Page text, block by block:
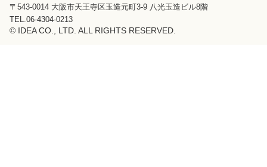
〒543-0014 大阪市天王寺区玉造元町3-9 八光玉造ビル8階
TEL.06-4304-0213
© IDEA CO., LTD. ALL RIGHTS RESERVED.